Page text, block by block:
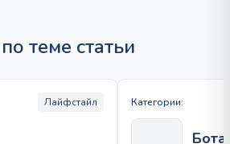
теме статьи
Лайфстайл Категории: